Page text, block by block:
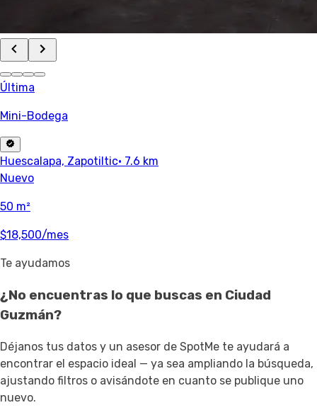
Última
Mini-Bodega
Huescalapa, Zapotiltic· 7.6 km
Nuevo
50 m²
$18,500/mes
Te ayudamos
¿No encuentras lo que buscas en Ciudad
Guzmán?
Déjanos tus datos y un asesor de SpotMe te ayudará a
encontrar el espacio ideal — ya sea ampliando la búsqueda,
ajustando filtros o avisándote en cuanto se publique uno
nuevo.